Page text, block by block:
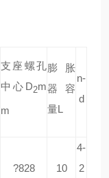
支座螺孔
中心 D2m
m
膨胀
器容
量L
n-
d
?828 10
4-
2